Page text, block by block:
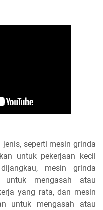
seperti mesin grinda
untuk pekerjaan kecil
mesin grinda
untuk mengasah atau
yang rata, dan mesin
untuk mengasah atau